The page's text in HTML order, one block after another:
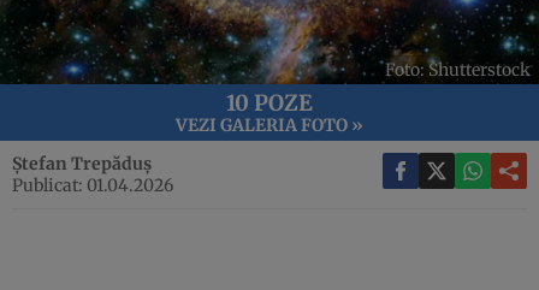
Foto: Shutterstock
10 POZE
VEZI GALERIA FOTO »
Ștefan Trepăduș
Publicat: 01.04.2026